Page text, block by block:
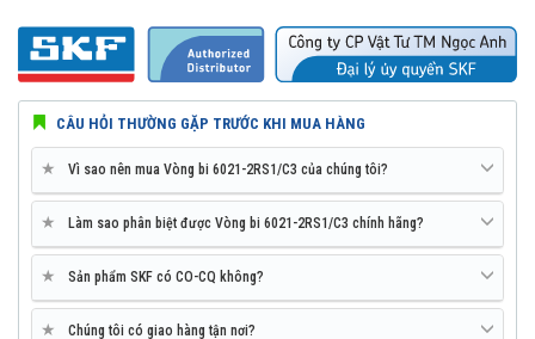
CÂU HỎI THƯỜNG GẶP TRƯỚC KHI MUA HÀNG
★ Vì sao nên mua Vòng bi 6021-2RS1/C3 của chúng tôi?
★ Làm sao phân biệt được Vòng bi 6021-2RS1/C3 chính hãng?
★ Sản phẩm SKF có CO-CQ không?
★ Chúng tôi có giao hàng tận nơi?